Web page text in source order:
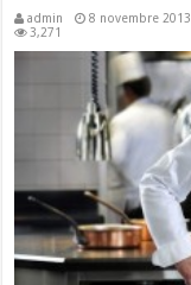
admin 8 novembre 2013
3,271